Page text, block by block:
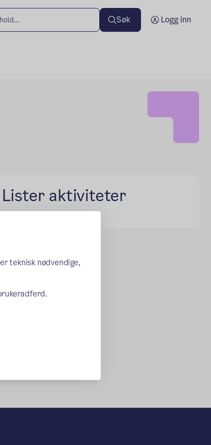
teknisk nødvendige,
Søk Logg inn
Lister aktiviteter